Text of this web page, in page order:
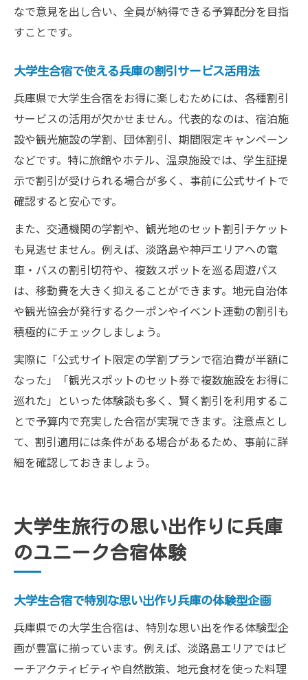
なで意見を出し合い、全員が納得できる予算配分を目指
すことです。
大学生合宿で使える兵庫の割引サービス活用法
兵庫県で大学生合宿をお得に楽しむためには、各種割引
サービスの活用が欠かせません。代表的なのは、宿泊施
設や観光施設の学割、団体割引、期間限定キャンペーン
などです。特に旅館やホテル、温泉施設では、学生証提
示で割引が受けられる場合が多く、事前に公式サイトで
確認すると安心です。
また、交通機関の学割や、観光地のセット割引チケット
も見逃せません。例えば、淡路島や神戸エリアへの電
車・バスの割引切符や、複数スポットを巡る周遊パス
は、移動費を大きく抑えることができます。地元自治体
や観光協会が発行するクーポンやイベント連動の割引も
積極的にチェックしましょう。
実際に「公式サイト限定の学割プランで宿泊費が半額に
なった」「観光スポットのセット券で複数施設をお得に
巡れた」といった体験談も多く、賢く割引を利用するこ
とで予算内で充実した合宿が実現できます。注意点とし
て、割引適用には条件がある場合があるため、事前に詳
細を確認しておきましょう。
大学生旅行の思い出作りに兵庫
のユニーク合宿体験
大学生合宿で特別な思い出作り兵庫の体験型企画
兵庫県での大学生合宿は、特別な思い出を作る体験型企
画が豊富に揃っています。例えば、淡路島エリアではビ
ーチアクティビティや自然散策、地元食材を使った料理